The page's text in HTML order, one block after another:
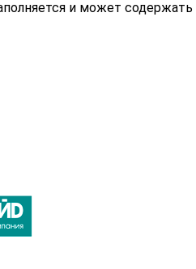
и может содержать